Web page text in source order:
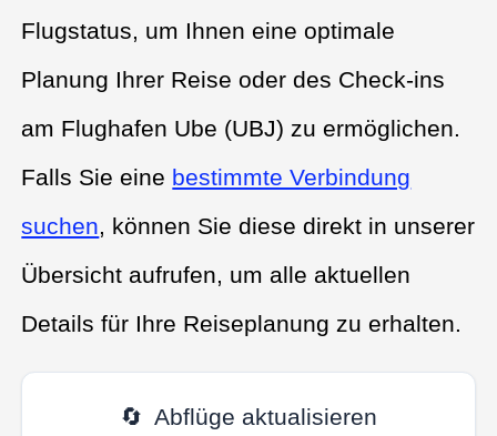
Flugstatus, um Ihnen eine optimale
Planung Ihrer Reise oder des Check-ins
am Flughafen Ube (UBJ) zu ermöglichen.
Falls Sie eine bestimmte Verbindung
suchen, können Sie diese direkt in unserer
Übersicht aufrufen, um alle aktuellen
Details für Ihre Reiseplanung zu erhalten.
🔄 Abflüge aktualisieren